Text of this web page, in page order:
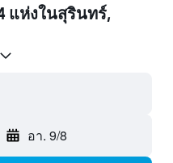
แห่งในสุรินทร์,
อา. 9/8